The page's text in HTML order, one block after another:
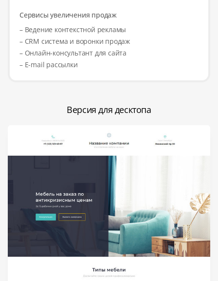
Сервисы увеличения продаж
– Ведение контекстной рекламы
– CRM система и воронки продаж
– Онлайн-консультант для сайта
– E-mail рассылки
Версия для десктопа